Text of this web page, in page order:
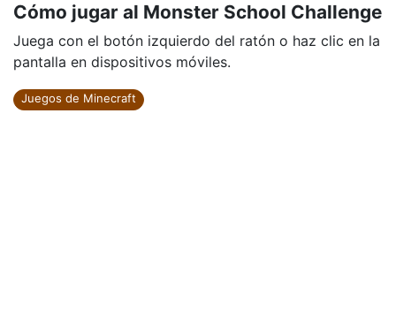
Cómo jugar al Monster School Challenge
Juega con el botón izquierdo del ratón o haz clic en la
pantalla en dispositivos móviles.
Juegos de Minecraft